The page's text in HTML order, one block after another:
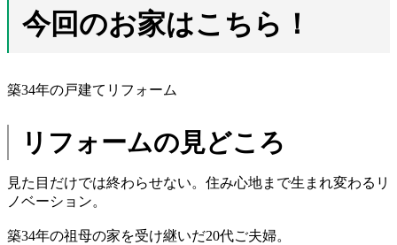
今回のお家はこちら！
築34年の戸建てリフォーム
リフォームの見どころ
見た目だけでは終わらせない。住み心地まで生まれ変わるリ
ノベーション。
築34年の祖母の家を受け継いだ20代ご夫婦。